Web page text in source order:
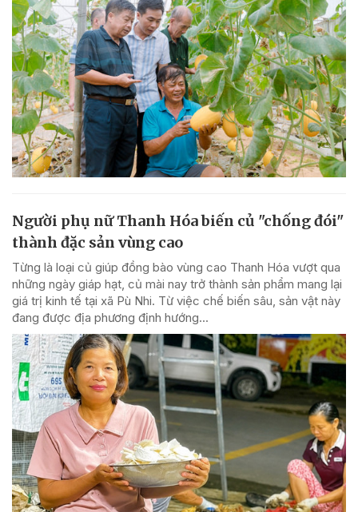
Người phụ nữ Thanh Hóa biến củ "chống đói"
thành đặc sản vùng cao
Từng là loại củ giúp đồng bào vùng cao Thanh Hóa vượt qua
những ngày giáp hạt, củ mài nay trở thành sản phẩm mang lại
giá trị kinh tế tại xã Pù Nhi. Từ việc chế biến sâu, sản vật này
đang được địa phương định hướng...